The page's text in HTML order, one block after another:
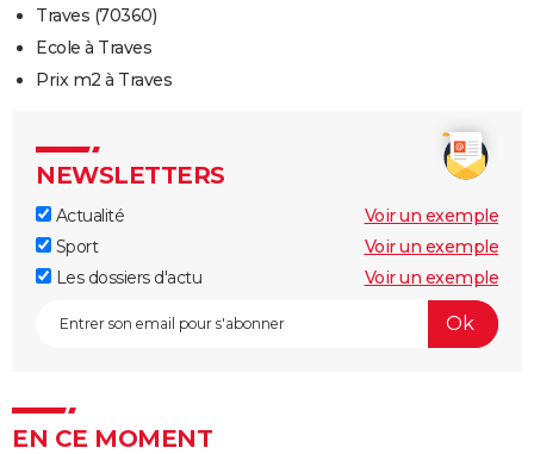
Traves (70360)
Ecole à Traves
Prix m2 à Traves
NEWSLETTERS
Actualité
Voir un exemple
Sport
Voir un exemple
Les dossiers d'actu
Voir un exemple
EN CE MOMENT